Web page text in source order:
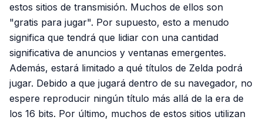
estos sitios de transmisión. Muchos de ellos son
"gratis para jugar". Por supuesto, esto a menudo
significa que tendrá que lidiar con una cantidad
significativa de anuncios y ventanas emergentes.
Además, estará limitado a qué títulos de Zelda podrá
jugar. Debido a que jugará dentro de su navegador, no
espere reproducir ningún título más allá de la era de
los 16 bits. Por último, muchos de estos sitios utilizan